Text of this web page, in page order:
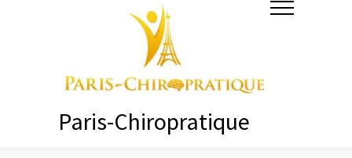
Paris-Chiropratique